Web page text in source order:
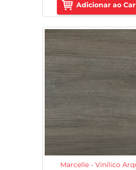
Adicionar ao
Marcelle - Vinílico